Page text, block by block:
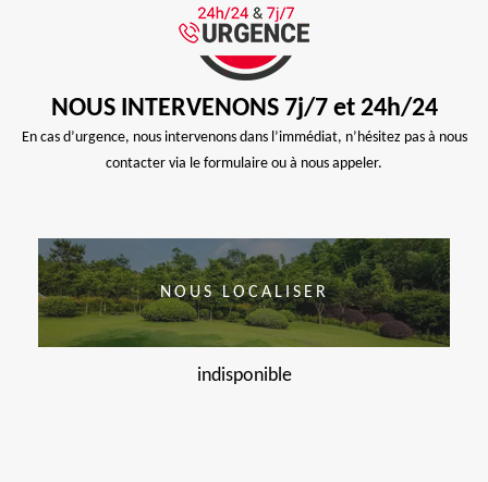
NOUS INTERVENONS 7j/7 et 24h/24
En cas d’urgence, nous intervenons dans l’immédiat, n’hésitez pas à nous
contacter via le formulaire ou à nous appeler.
NOUS LOCALISER
indisponible